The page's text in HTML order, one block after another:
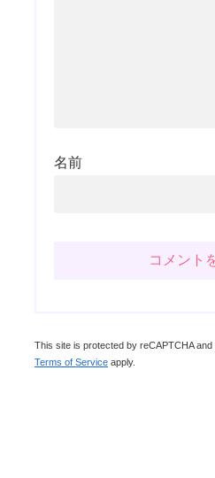
名前
This site is protected by reCAPTCHA and
Terms of Service apply.